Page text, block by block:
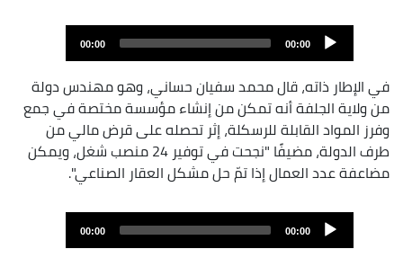
00:00
00:00
في الإطار ذاته، قال محمد سفيان حساني، وهو مهندس دولة
من ولاية الجلفة أنه تمكن من إنشاء مؤسسة مختصة في جمع
وفرز المواد القابلة للرسكلة، إثر تحصله على قرض مالي من
طرف الدولة، مضيفًا "نجحت في توفير 24 منصب شغل، ويمكن
مضاعفة عدد العمال إذا تمّ حل مشكل العقار الصناعي".
00:00
00:00